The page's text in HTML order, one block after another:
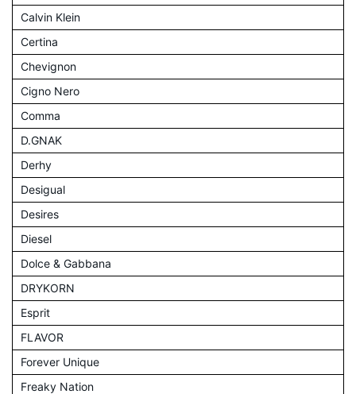
Calvin Klein
Certina
Chevignon
Cigno Nero
Comma
D.GNAK
Derhy
Desigual
Desires
Diesel
Dolce & Gabbana
DRYKORN
Esprit
FLAVOR
Forever Unique
Freaky Nation